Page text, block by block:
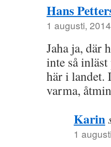
Hans
1 augusti,
Jaha ja, där
inte så
här i landet.
varma,
Karin
1